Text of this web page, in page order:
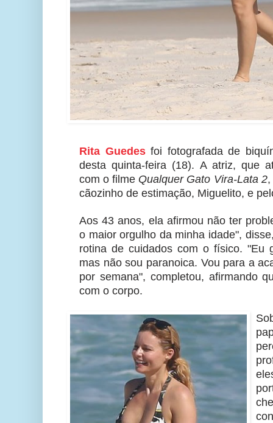
Rita Guedesfoi fotografada de
desta quinta-feira (18). A atriz, que
com o filme Qualquer Gato Vira-Lata 2,
cãozinho de estimação, Miguelito, e
Aos 43 anos, ela afirmou não ter
o maior orgulho da minha idade",
rotina de cuidados com o físico. "Eu
mas não sou paranoica. Vou para a
por semana", completou, afirmando
com o corpo.